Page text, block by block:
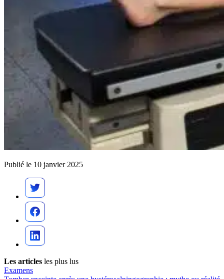
Publié le 10 janvier 2025
Les articles les plus lus
Examens